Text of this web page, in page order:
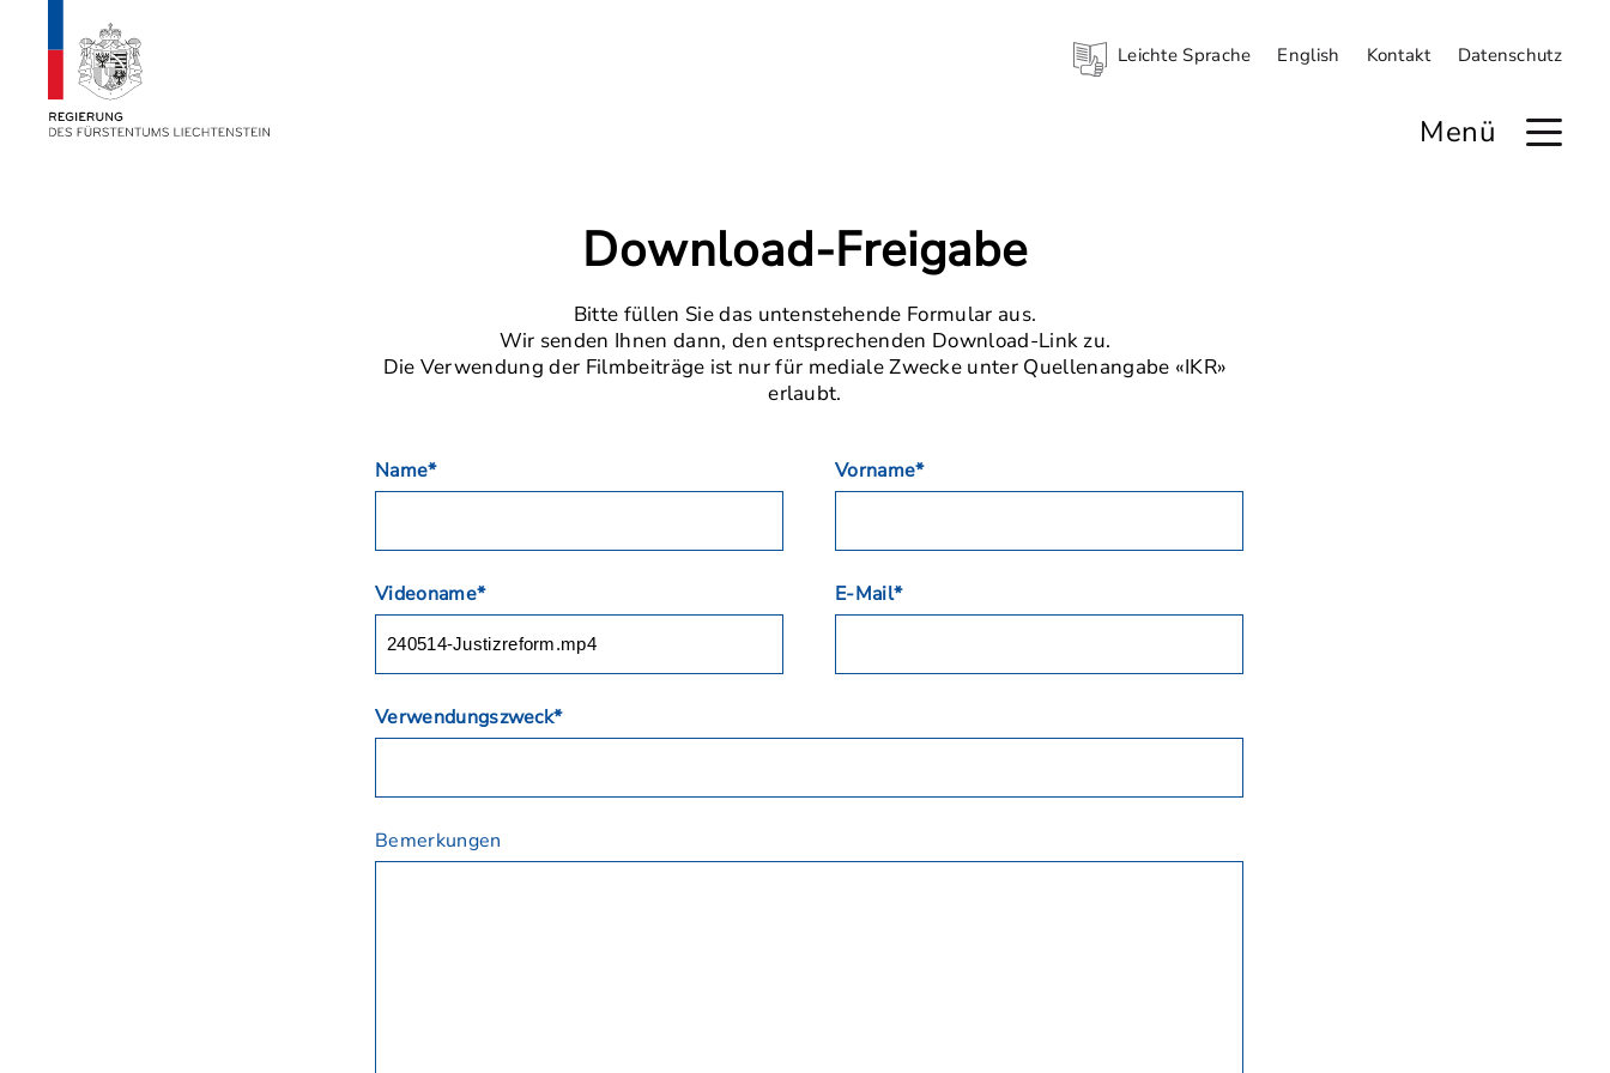
Leichte Sprache English Kontakt Datenschutz
Menü
Download-Freigabe
Bitte füllen Sie das untenstehende Formular aus.
Wir senden Ihnen dann, den entsprechenden Download-Link zu.
Die Verwendung der Filmbeiträge ist nur für mediale Zwecke unter Quellenangabe «IKR»
erlaubt.
Name* Vorname*
Videoname* E-Mail*
Verwendungszweck*
Bemerkungen